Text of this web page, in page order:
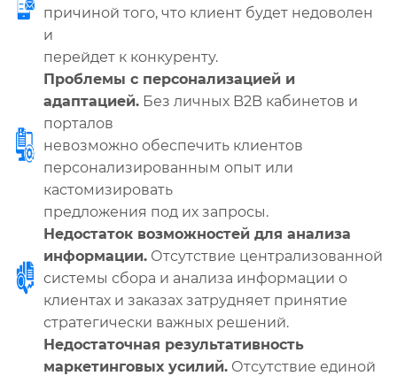
причиной того, что клиент будет недоволен
и
перейдет к конкуренту.
Проблемы с персонализацией и
адаптацией. Без личных B2B кабинетов и
порталов
невозможно обеспечить клиентов
персонализированным опыт или
кастомизировать
предложения под их запросы.
Недостаток возможностей для анализа
информации. Отсутствие централизованной
системы сбора и анализа информации о
клиентах и заказах затрудняет принятие
стратегически важных решений.
Недостаточная результативность
маркетинговых усилий. Отсутствие единой